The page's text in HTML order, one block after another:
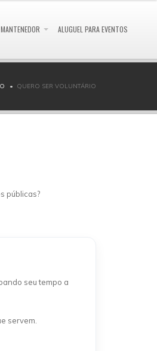
ALUGUEL PARA EVENTOS
QUERO SER VOLUNTÁRIO
públicas?
seu tempo a
servem.